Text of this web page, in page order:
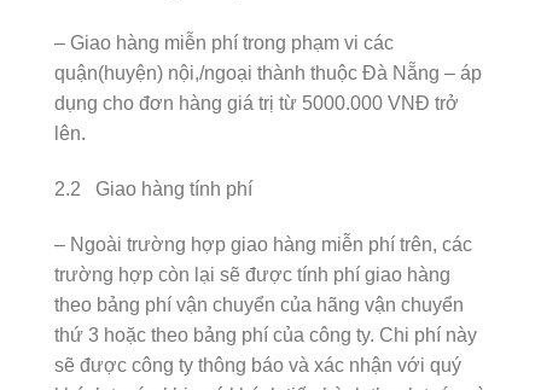
– Giao hàng miễn phí trong phạm vi các
quận(huyện) nội,/ngoại thành thuộc Đà Nẵng – áp
dụng cho đơn hàng giá trị từ 5000.000 VNĐ trở
lên.
2.2 Giao hàng tính phí
– Ngoài trường hợp giao hàng miễn phí trên, các
trường hợp còn lại sẽ được tính phí giao hàng
theo bảng phí vận chuyển của hãng vận chuyển
thứ 3 hoặc theo bảng phí của công ty. Chi phí này
sẽ được công ty thông báo và xác nhận với quý